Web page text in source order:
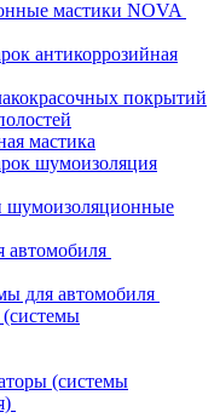
мастики NOVA
антикоррозийная
покрытий
мастика
шумоизоляция
шумоизоляционные
автомобиля
для автомобиля
(системы
(системы